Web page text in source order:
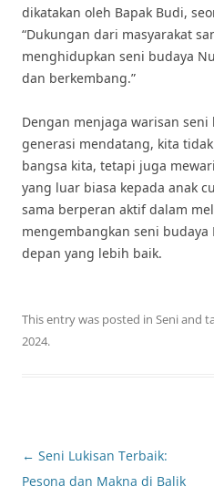
dikatakan oleh Bapak Budi,
“Dukungan dari masyarakat
menghidupkan seni budaya
dan berkembang.”
Dengan menjaga warisan
generasi mendatang, kita
bangsa kita, tetapi juga
yang luar biasa kepada anak
sama berperan aktif dalam
mengembangkan seni budaya
depan yang lebih baik.
This entry was posted in Seniand
2024.
Post
navigation
← Seni Lukisan Terbaik:
Pesona dan Makna di Balik